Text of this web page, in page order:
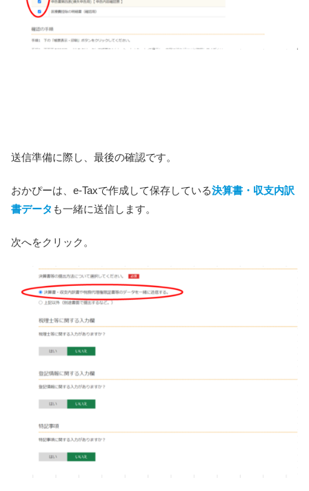
送信準備に際し、最後の確認です。
おかぴーは、e-Taxで作成して保存している決算書・収支内訳
書データ も一緒に送信します。
次へをクリック。